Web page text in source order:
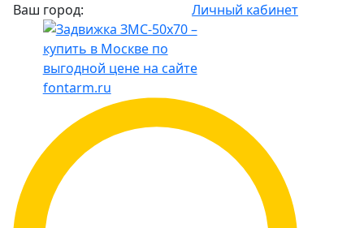
Ваш город: Личный кабинет